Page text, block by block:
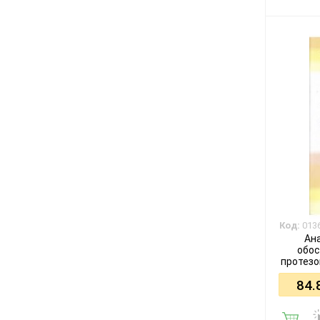
Код: